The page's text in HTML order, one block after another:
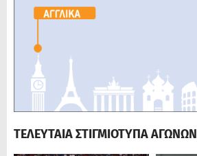
ΤΕΛΕΥΤΑΙΑ ΣΤΙΓΜΙΟΤΥΠΑ ΑΓΩΝΩΝ